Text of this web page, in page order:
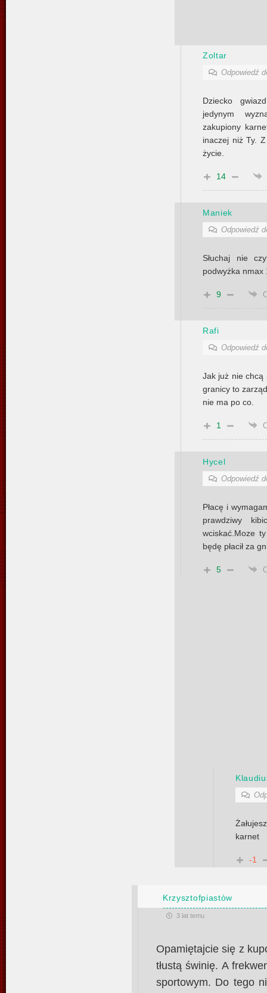
Zoltar
Odpowiedź
Dziecko
jedynym
zakupiony
inaczej niż Ty.
życie.
14
Maniek
Odpowiedź
Słuchaj nie
podwyżka nmax
9
Rafi
Odpowiedź
Jak już nie chcą
granicy to
nie ma po co.
1
Hycel
Odpowiedź
Płacę i
prawdziwy
wciskać.Moze
będę płacił za
5
karnet
-1
Krzysztofpiastòw
3 lat temu
Opamiętajcie się z
tłustą świnię. A
sportowym. Do tego